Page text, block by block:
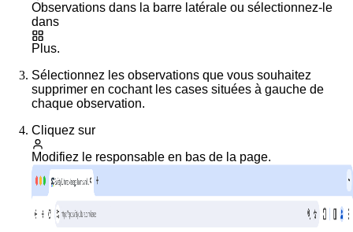
Observations dans la barre latérale ou sélectionnez-le
dans
Plus.
Sélectionnez les observations que vous souhaitez
supprimer en cochant les cases situées à gauche de
chaque observation.
Cliquez sur
Modifiez le responsable en bas de la page.